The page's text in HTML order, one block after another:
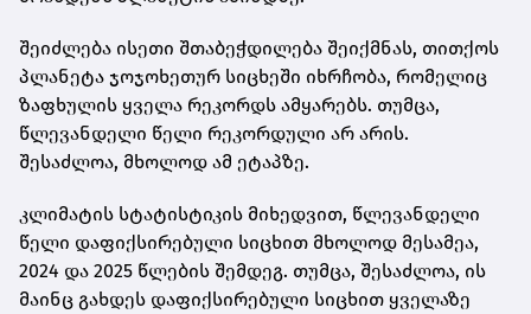
შეიძლება ისეთი შთაბეჭდილება შეიქმნას, თითქოს
პლანეტა ჯოჯოხეთურ სიცხეში იხრჩობა, რომელიც
ზაფხულის ყველა რეკორდს ამყარებს. თუმცა,
წლევანდელი წელი რეკორდული არ არის.
შესაძლოა, მხოლოდ ამ ეტაპზე.
კლიმატის სტატისტიკის მიხედვით, წლევანდელი
წელი დაფიქსირებული სიცხით მხოლოდ მესამეა,
2024 და 2025 წლების შემდეგ. თუმცა, შესაძლოა, ის
მაინც გახდეს დაფიქსირებული სიცხით ყველაზე